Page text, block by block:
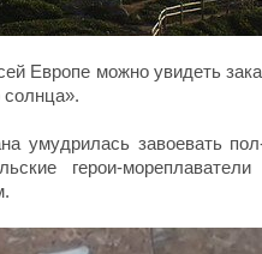
Европе можно увидеть
солнца».
умудрилась завоевать
герои-